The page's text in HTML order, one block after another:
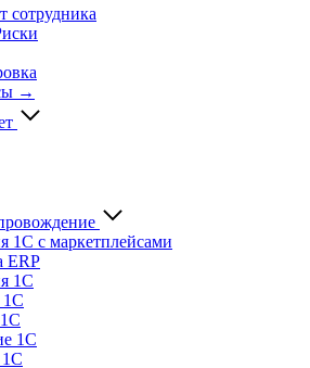
сотрудника
→
1С с маркетплейсами
ERP
1С
1С
1С
1С